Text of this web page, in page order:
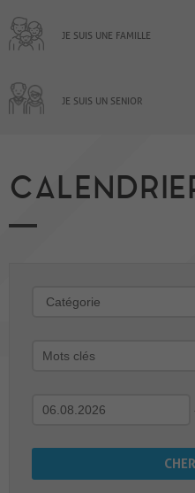
JE SUIS UNE FAMILLE
JE SUIS UN SENIOR